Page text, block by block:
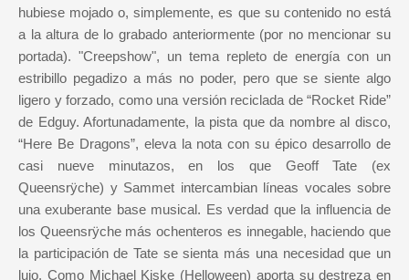
hubiese mojado o, simplemente, es que su contenido no está
a la altura de lo grabado anteriormente (por no mencionar su
portada). "Creepshow", un tema repleto de energía con un
estribillo pegadizo a más no poder, pero que se siente algo
ligero y forzado, como una versión reciclada de “Rocket Ride”
de Edguy. Afortunadamente, la pista que da nombre al disco,
“Here Be Dragons”, eleva la nota con su épico desarrollo de
casi nueve minutazos, en los que Geoff Tate (ex
Queensrÿche) y Sammet intercambian líneas vocales sobre
una exuberante base musical. Es verdad que la influencia de
los Queensrÿche más ochenteros es innegable, haciendo que
la participación de Tate se sienta más una necesidad que un
lujo. Como Michael Kiske (Helloween) aporta su destreza en